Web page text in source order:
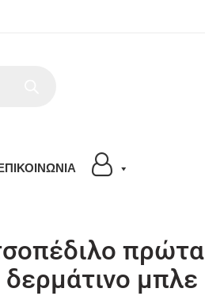
πρώτα
μπλε